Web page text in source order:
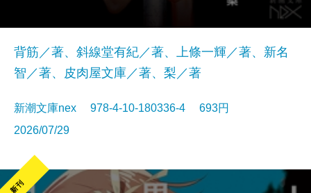
背筋／著、斜線堂有紀／著、上條一輝／著、新名
智／著、皮肉屋文庫／著、梨／著
新潮文庫nex 978-4-10-180336-4 693円
2026/07/29
新刊